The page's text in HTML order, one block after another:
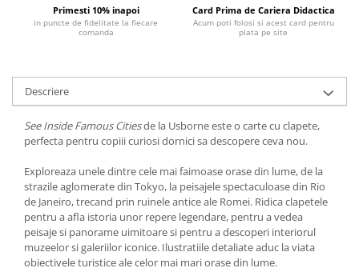
Primesti 10% inapoi
in puncte de fidelitate la fiecare
comanda
Card Prima de Cariera Didactica
Acum poti folosi si acest card pentru
plata pe site
Descriere
See Inside Famous Citiesde la Usborne este o carte cu clapete,
perfecta pentru copiii curiosi dornici sa descopere ceva nou.
Exploreaza unele dintre cele mai faimoase orase din lume, de la
strazile aglomerate din Tokyo, la peisajele spectaculoase din Rio
de Janeiro, trecand prin ruinele antice ale Romei. Ridica clapetele
pentru a afla istoria unor repere legendare, pentru a vedea
peisaje si panorame uimitoare si pentru a descoperi interiorul
muzeelor si galeriilor iconice. Ilustratiile detaliate aduc la viata
obiectivele turistice ale celor mai mari orase din lume.